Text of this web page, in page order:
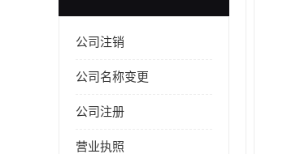
公司注销
公司名称变更
公司注册
营业执照